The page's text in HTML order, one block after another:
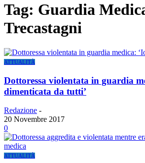
Tag: Guardia
Trecastagni
ATTUALITÀ
Dottoressa violentata in guardia
dimenticata da tutti’
Redazione -
20 Novembre 2017
0
ATTUALITÀ